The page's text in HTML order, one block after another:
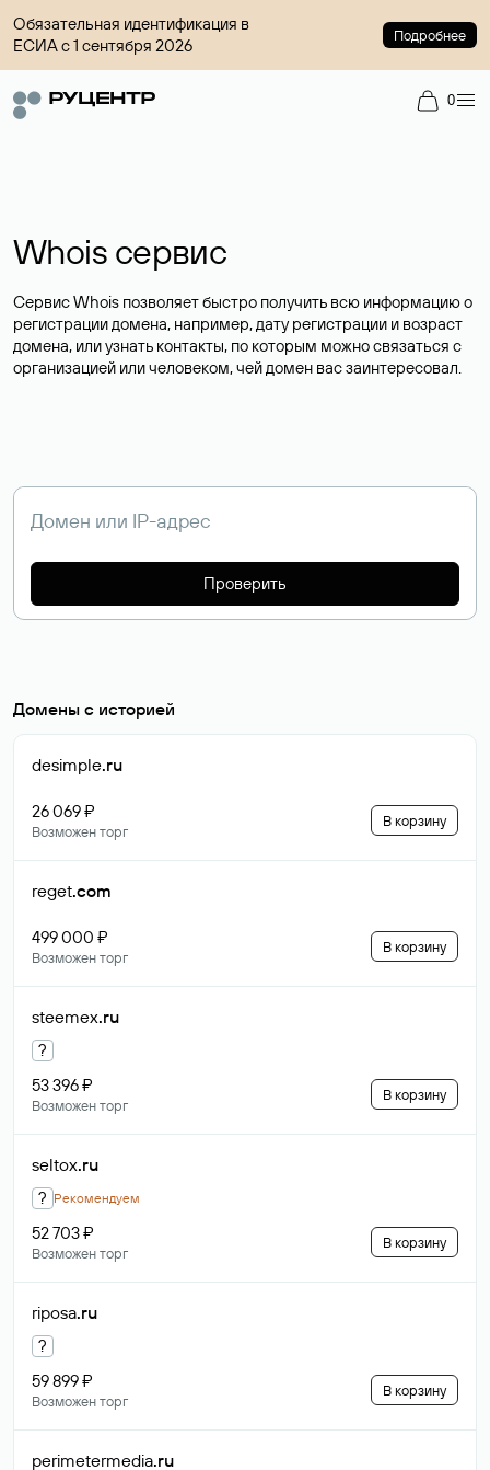
Обязательная идентификация в
ЕСИА с 1 сентября 2026
Подробнее
0
Whois сервис
Сервис Whois позволяет быстро получить всю информацию о
регистрации домена, например, дату регистрации и возраст
домена, или узнать контакты, по которым можно связаться с
организацией или человеком, чей домен вас заинтересовал.
Проверить
Домены с историей
desimple.ru
26 069 ₽
Возможен торг
В корзину
reget.com
499 000 ₽
Возможен торг
В корзину
steemex.ru
?
53 396 ₽
Возможен торг
В корзину
seltox.ru
? Рекомендуем
52 703 ₽
Возможен торг
В корзину
riposa.ru
?
59 899 ₽
Возможен торг
В корзину
perimetermedia.ru